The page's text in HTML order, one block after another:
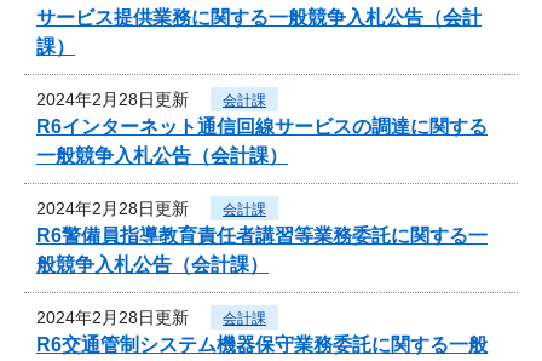
サービス提供業務に関する一般競争入札公告（会計
課）
2024年2月28日更新 会計課
R6インターネット通信回線サービスの調達に関する
一般競争入札公告（会計課）
2024年2月28日更新 会計課
R6警備員指導教育責任者講習等業務委託に関する一
般競争入札公告（会計課）
2024年2月28日更新 会計課
R6交通管制システム機器保守業務委託に関する一般